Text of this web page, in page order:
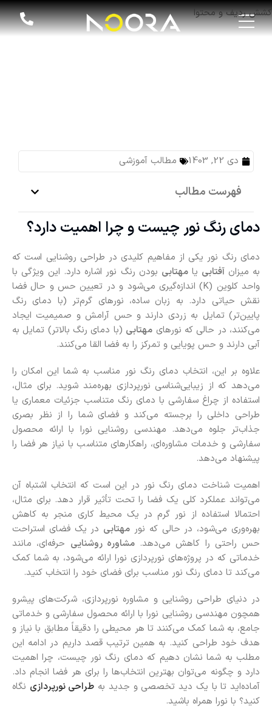
کشش ردیف و محتوا
دی 22, 1403 مطالب آموزشی
فهرست مطالب
دمای رنگ نور چیست و چرا اهمیت دارد؟
دمای رنگ نور یکی از مفاهیم کلیدی در طراحی روشنایی است که
به میزانآفتابی یا مهتابی بودن رنگ نور اشاره دارد. این ویژگی با
واحد کلوین (K) اندازه‌گیری می‌شود و در تعیین حس و حال فضا
نقش حیاتی دارد. به زبان ساده، نورهای گرم‌تر (با دمای رنگ
پایین‌تر) تمایل به زردی دارند و حس آرامش و صمیمیت ایجاد
می‌کنند، در حالی که نورهای مهتابی (با دمای رنگ بالاتر) تمایل به
آبی دارند و حس پویایی و تمرکز را به فضا القا می‌کنند.
علاوه بر این، انتخاب دمای رنگ نور مناسب به شما این امکان را
می‌دهد که از زیبایی‌شناسی نورپردازی بهره‌مند شوید. برای مثال،
استفاده از چراغ‌ سفارشی با دمای رنگ متناسب جزئیات معماری یا
طراحی داخلی را برجسته می‌کند و فضای شما را از نظر بصری
جذاب‌تر جلوه می‌دهد. مهندسی روشنایی نورا با ارائه محصول
سفارشی و خدمات مشاوره‌ای، راهکارهای متناسب با نیاز هر فضا را
پیشنهاد می‌دهد.
اهمیت شناخت دمای رنگ نور در این است که انتخاب اشتباه آن
می‌تواند عملکرد کلی یک فضا را تحت تأثیر قرار دهد. برای مثال،
احتمالا استفاده از نور گرم در یک محیط کاری منجر به کاهش
بهره‌وری می‌شود، در حالی که نور مهتابی در یک فضای استراحت
حس راحتی را کاهش می‌دهد.مشاوره روشنایی حرفه‌ای، مانند
خدماتی که در پروژه‌های نورپردازی نورا ارائه می‌شود، به شما کمک
می‌کند تا دمای رنگ نور مناسب برای فضای خود را انتخاب کنید.
در دنیای طراحی روشنایی و مشاوره نورپردازی، شرکت‌های پیشرو
همچون مهندسی روشنایی نورا با ارائه محصول سفارشی و خدماتی
جامع، به شما کمک می‌کنند تا هر محیطی را دقیقاً مطابق با نیاز و
هدف خود طراحی کنید. به همین ترتیب قصد داریم در ادامه این
مطلب به شما نشان دهیم که دمای رنگ نور چیست، چرا اهمیت
دارد و چگونه می‌توان بهترین انتخاب‌ها را برای هر فضا انجام داد.
آماده‌اید تا با یک دید تخصصی و جدید به طراحی نورپردازی نگاه
کنید؟ با نورا همراه باشید.